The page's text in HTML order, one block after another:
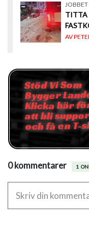
JOBBET
TITTA
AV
Stöd Vi Som
Bygger
Klicka här
att bli
och få en T-